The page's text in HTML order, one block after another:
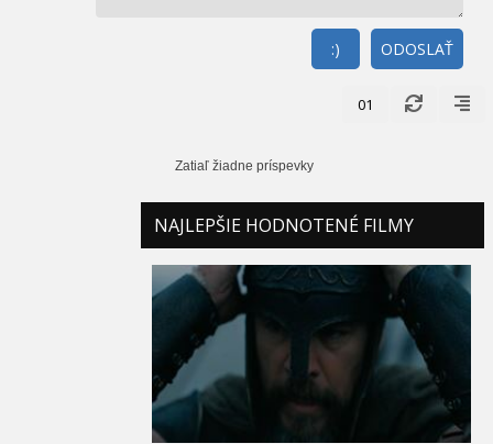
ODOSLAŤ
:)
01
Zatiaľ žiadne príspevky
NAJLEPŠIE HODNOTENÉ FILMY